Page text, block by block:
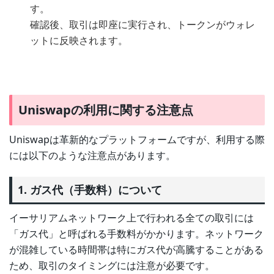
す。
確認後、取引は即座に実行され、トークンがウォレ
ットに反映されます。
Uniswapの利用に関する注意点
Uniswapは革新的なプラットフォームですが、利用する際
には以下のような注意点があります。
1. ガス代（手数料）について
イーサリアムネットワーク上で行われる全ての取引には
「ガス代」と呼ばれる手数料がかかります。ネットワーク
が混雑している時間帯は特にガス代が高騰することがある
ため、取引のタイミングには注意が必要です。